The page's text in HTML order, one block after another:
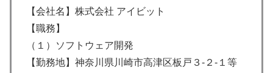
【会社名】株式会社 アイビット
【職務】
（１）ソフトウェア開発
【勤務地】神奈川県川崎市高津区板戸３-２-１等